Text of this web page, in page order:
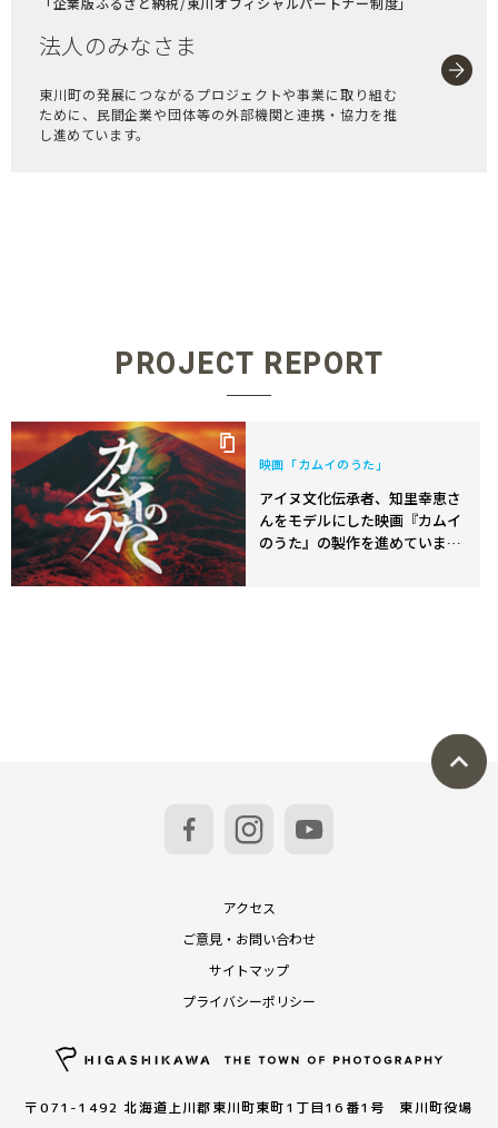
法人のみなさま
東川町の発展につながるプロジェクトや事業に取り組む
ために、民間企業や団体等の外部機関と連携・協力を推
し進めています。
PROJECT REPORT
映画「カムイのうた」
アイヌ文化伝承者、知里幸恵さ
んをモデルにした映画『カムイ
のうた』の製作を進めていま
アクセス
ご意見・お問い合わせ
サイトマップ
プライバシーポリシー
〒071-1492 北海道上川郡東川町東町1丁目16番1号 東川町役場